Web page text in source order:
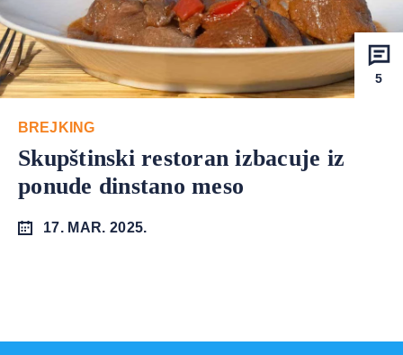
5
BREJKING
Skupštinski restoran izbacuje iz
ponude dinstano meso
17. MAR. 2025.